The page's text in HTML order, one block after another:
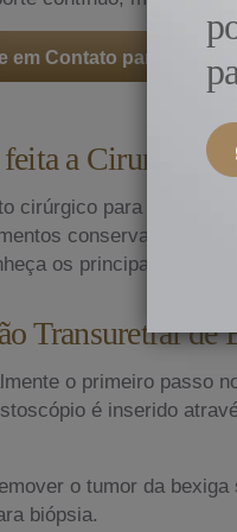
em Contato para Mais
a Cirurgia
cirúrgico para o câncer
conservadores,
os principais tipos
Transuretral
o primeiro passo
é inserido
o tumor da
biópsia.